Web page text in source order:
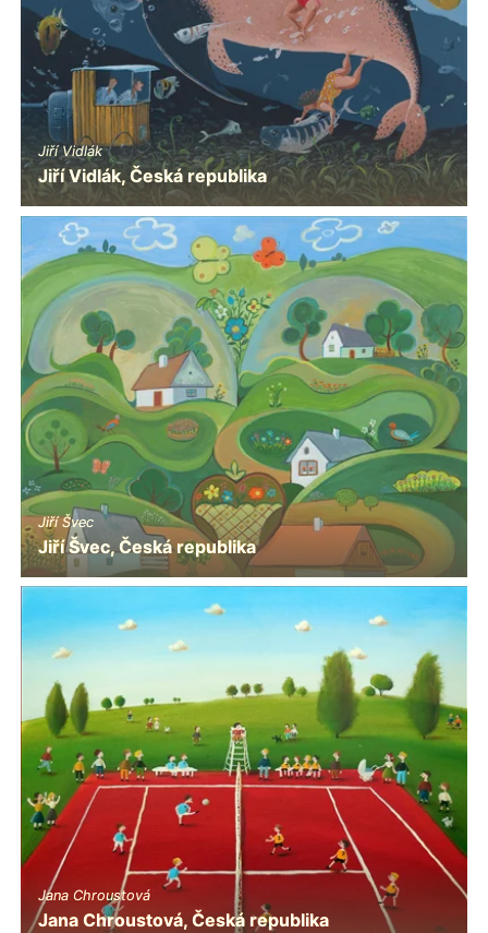
Jiří Vidlák
Jiří Vidlák, Česká republika
Jiří Švec
Jiří Švec, Česká republika
Jana Chroustová
Jana Chroustová, Česká republika